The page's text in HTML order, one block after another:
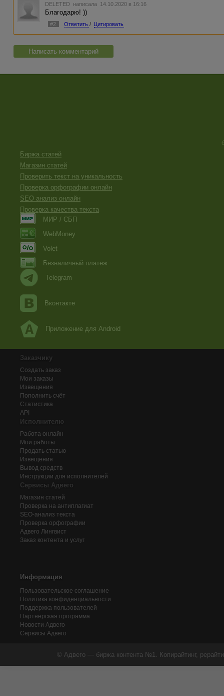
DELETED написала 14.10.2020 в 16:16
Благодарю! ))
#2 Ответить / Цитировать
Написать комментарий
Биржа статей
Магазин статей
Проверить текст на уникальность
Проверка орфографии онлайн
SEO анализ онлайн
Проверка качества текста
МИР / СБП
WebMoney
Volet
Безналичный платеж
Telegram
Вконтакте
Приложение для Android
Заказчику
Создать заказ
Мои заказы
Извещения
Пополнить счёт
Статистика
API
Исполнителю
Работа онлайн
Мои работы
Продать статью
Извещения
Вывод средств
Инструкции для исполнителей
Сервисы Адвего
Магазин статей
Проверка на антиплагиат
SEO-анализ текста
Проверка орфографии
Адвего Лингвист
Заказ контента и услуг
Информация
Пользовательское соглашение
Политика конфиденциальности
Поддержка пользователей
Партнерская программа
Новости Адвего
Сервисы Адвего
© Адвего — биржа контента №1. Копирайтинг,